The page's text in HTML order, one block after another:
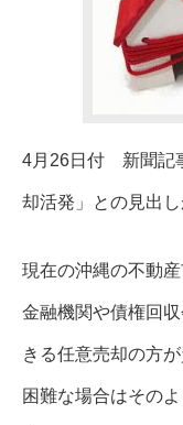
4月26日付 新聞記
却活発」との見出し
現在の沖縄の不動
金融機関や債権回
きる任意売却の方
困難な場合はその